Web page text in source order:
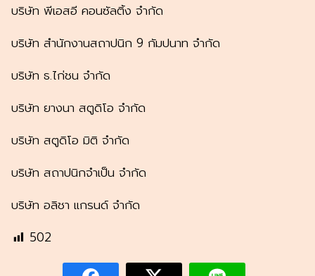
บริษัท พีเอสอี คอนซัลติ้ง จำกัด
บริษัท สำนักงานสถาปนิก 9 กัมปนาท จำกัด
บริษัท ธ.ไก่ชน จำกัด
บริษัท ยางนา สตูดิโอ จำกัด
บริษัท สตูดิโอ มิติ จำกัด
บริษัท สถาปนิกจำเป็น จำกัด
บริษัท อลิชา แกรนด์ จำกัด
502